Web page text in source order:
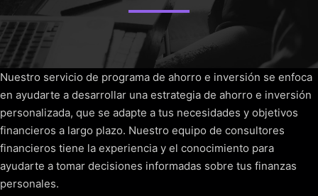
Nuestro servicio de programa de ahorro e inversión se enfoca
en ayudarte a desarrollar una estrategia de ahorro e inversión
personalizada, que se adapte a tus necesidades y objetivos
financieros a largo plazo. Nuestro equipo de consultores
financieros tiene la experiencia y el conocimiento para
ayudarte a tomar decisiones informadas sobre tus finanzas
personales.